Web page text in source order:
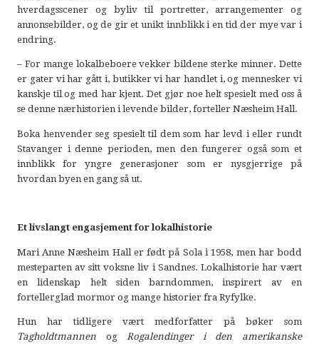
hverdagsscener og byliv til portretter, arrangementer og
annonsebilder, og de gir et unikt innblikk i en tid der mye var i
endring.
– For mange lokalbeboere vekker bildene sterke minner. Dette
er gater vi har gått i, butikker vi har handlet i, og mennesker vi
kanskje til og med har kjent. Det gjør noe helt spesielt med oss å
se denne nærhistorien i levende bilder, forteller Næsheim Hall.
Boka henvender seg spesielt til dem som har levd i eller rundt
Stavanger i denne perioden, men den fungerer også som et
innblikk for yngre generasjoner som er nysgjerrige på
hvordan byen en gang så ut.
Et livslangt engasjement for lokalhistorie
Mari Anne Næsheim Hall er født på Sola i 1958, men har bodd
mesteparten av sitt voksne liv i Sandnes. Lokalhistorie har vært
en lidenskap helt siden barndommen, inspirert av en
fortellerglad mormor og mange historier fra Ryfylke.
Hun har tidligere vært medforfatter på bøker som
TagholdtmannenogRogalendinger i den amerikanske